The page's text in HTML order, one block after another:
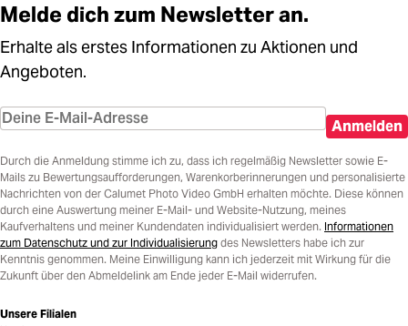
Melde dich zum Newsletter an.
Erhalte als erstes Informationen zu Aktionen und
Angeboten.
Anmelden
Durch die Anmeldung stimme ich zu, dass ich regelmäßig Newsletter sowie E-
Mails zu Bewertungsaufforderungen, Warenkorberinnerungen und personalisierte
Nachrichten von der Calumet Photo Video GmbH erhalten möchte. Diese können
durch eine Auswertung meiner E-Mail- und Website-Nutzung, meines
Kaufverhaltens und meiner Kundendaten individualisiert werden. Informationen
zum Datenschutz und zur Individualisierung des Newsletters habe ich zur
Kenntnis genommen. Meine Einwilligung kann ich jederzeit mit Wirkung für die
Zukunft über den Abmeldelink am Ende jeder E-Mail widerrufen.
Unsere Filialen